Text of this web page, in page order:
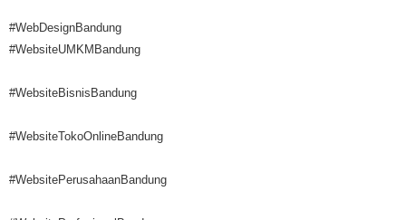
#WebDesignBandung
#WebsiteUMKMBandung
#WebsiteBisnisBandung
#WebsiteTokoOnlineBandung
#WebsitePerusahaanBandung